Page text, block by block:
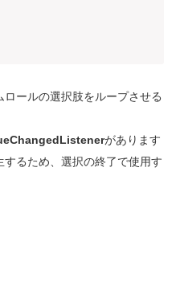
ロールの選択肢をループさせる
があります
るため、選択の終了で使用す